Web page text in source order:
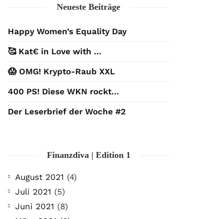
Neueste Beiträge
Happy Women’s Equality Day
🥰 Kat€ in Love with …
😱 OMG! Krypto-Raub XXL
400 PS! Diese WKN rockt…
Der Leserbrief der Woche #2
Finanzdiva | Edition 1
August 2021 (4)
Juli 2021 (5)
Juni 2021 (8)